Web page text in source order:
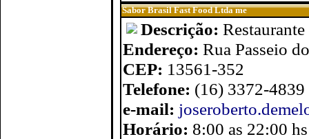
Sabor Brasil Fast Food Ltda me
Descrição:
Endereço: Rua Passeio
CEP: 13561-352
Telefone: (16) 3372-4839
e-mail:
Horário: 8:00 as 22:00 hs